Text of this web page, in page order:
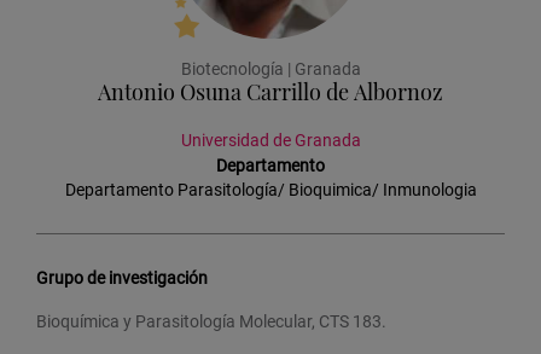
Biotecnología | Granada
Antonio Osuna Carrillo de Albornoz
Universidad de Granada
Departamento
Departamento Parasitología/ Bioquimica/ Inmunologia
Grupo de investigación
Bioquímica y Parasitología Molecular, CTS 183.